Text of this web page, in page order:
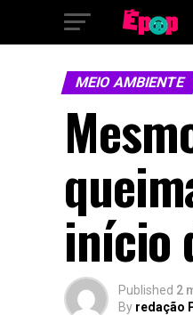
MEIO AMBIENTE
início
Published 2
By redação